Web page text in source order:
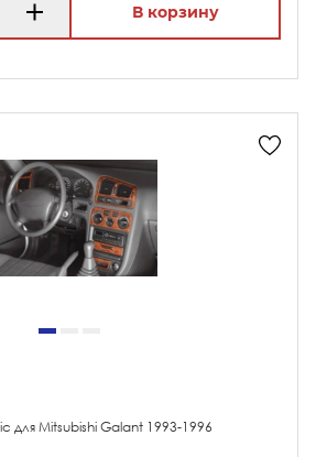
В корзину
для Mitsubishi Galant 1993-1996